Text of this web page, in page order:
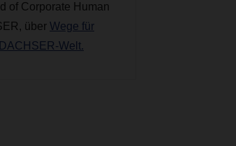
of Corporate Human
über Wege für
Welt.